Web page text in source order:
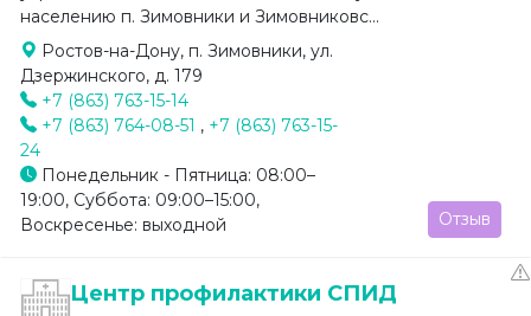
населению п. Зимовники и Зимовниковс...
Ростов-на-Дону, п. Зимовники, ул.
Дзержинского, д. 179
+7 (863) 763-15-14
+7 (863) 764-08-51 , +7 (863) 763-15-
24
Понедельник - Пятница: 08:00–
19:00, Суббота: 09:00–15:00,
Воскресенье: выходной
Отзыв
Центр профилактики СПИД